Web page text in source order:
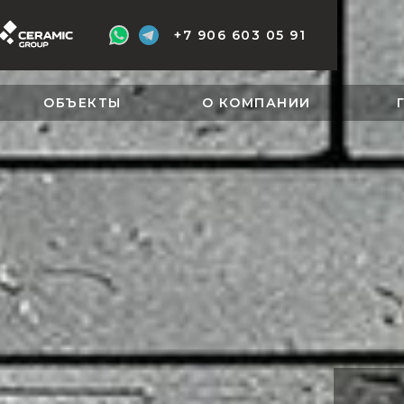
О КОМПАНИИ
ОБЪЕКТЫ
+7 906 603 05 91